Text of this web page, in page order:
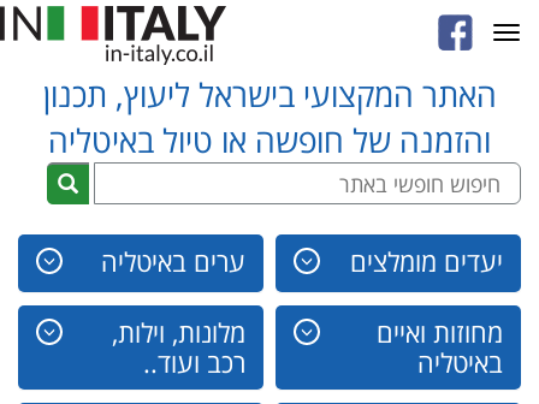
האתר המקצועי בישראל ליעוץ, תכנון
והזמנה של חופשה או טיול באיטליה
יעדים מומלצים ערים באיטליה
מחוזות ואיים
באיטליה
מלונות, וילות,
רכב ועוד..
Toggle
navigation